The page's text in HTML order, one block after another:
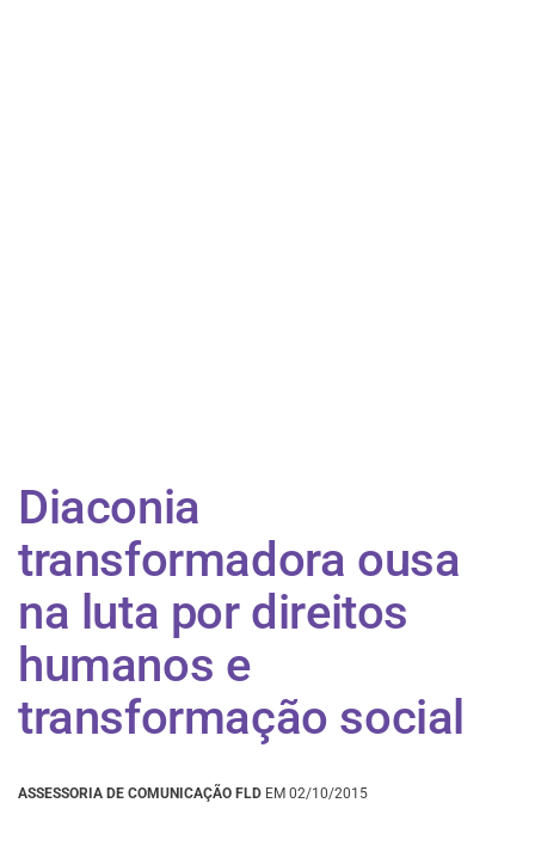
​Diaconia
transformadora ousa
na luta por direitos
humanos e
transformação social
ASSESSORIA DE COMUNICAÇÃO FLD EM 02/10/2015